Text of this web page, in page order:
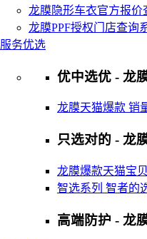
龙膜隐形车衣官方报价
龙膜PPF授权门店查询
服务优选
优中选优 - 龙
龙膜天猫爆款 销
只选对的 - 龙
龙膜爆款天猫宝
智选系列 智者的
高端防护 - 龙